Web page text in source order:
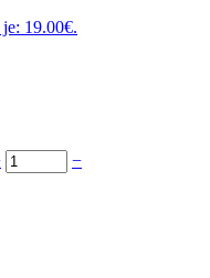
19.00€.
−